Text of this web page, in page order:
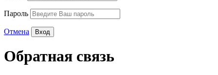
Пароль
Отмена
Обратная связь